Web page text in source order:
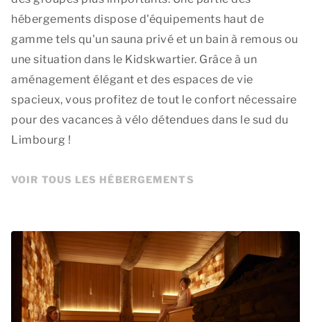
hébergements dispose d'équipements haut de
gamme tels qu'un sauna privé et un bain à remous ou
une situation dans le Kidskwartier. Grâce à un
aménagement élégant et des espaces de vie
spacieux, vous profitez de tout le confort nécessaire
pour des vacances à vélo détendues dans le sud du
Limbourg !
VOIR TOUS LES HÉBERGEMENTS